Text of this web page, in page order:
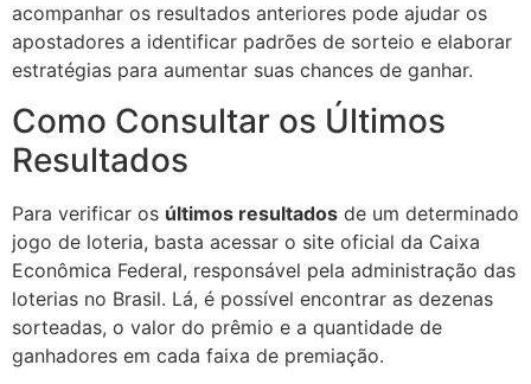
acompanhar os resultados anteriores pode ajudar os
apostadores a identificar padrões de sorteio e elaborar
estratégias para aumentar suas chances de ganhar.
Como Consultar os Últimos
Resultados
Para verificar os últimos resultados de um determinado
jogo de loteria, basta acessar o site oficial da Caixa
Econômica Federal, responsável pela administração das
loterias no Brasil. Lá, é possível encontrar as dezenas
sorteadas, o valor do prêmio e a quantidade de
ganhadores em cada faixa de premiação.